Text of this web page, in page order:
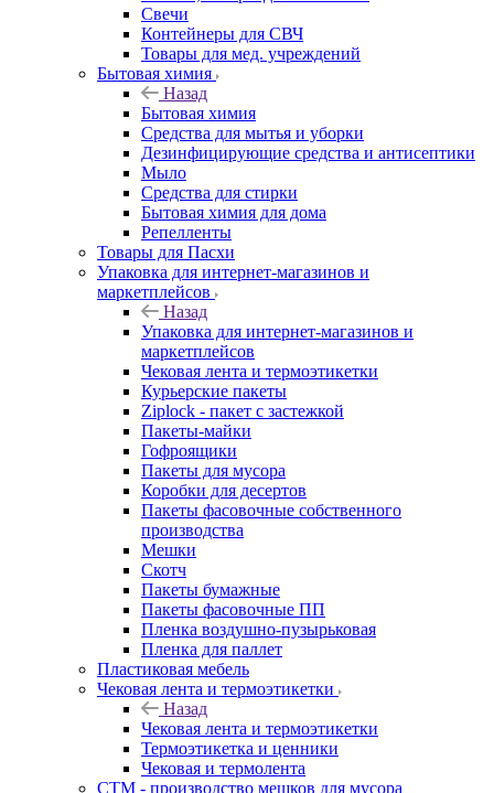
Свечи
Контейнеры для СВЧ
Товары для мед. учреждений
Бытовая химия
Назад
Бытовая химия
Средства для мытья и уборки
Дезинфицирующие средства и антисептики
Мыло
Средства для стирки
Бытовая химия для дома
Репелленты
Товары для Пасхи
Упаковка для интернет-магазинов и
маркетплейсов
Назад
Упаковка для интернет-магазинов и
маркетплейсов
Чековая лента и термоэтикетки
Курьерские пакеты
Ziplock - пакет с застежкой
Пакеты-майки
Гофроящики
Пакеты для мусора
Коробки для десертов
Пакеты фасовочные собственного
производства
Мешки
Скотч
Пакеты бумажные
Пакеты фасовочные ПП
Пленка воздушно-пузырьковая
Пленка для паллет
Пластиковая мебель
Чековая лента и термоэтикетки
Назад
Чековая лента и термоэтикетки
Термоэтикетка и ценники
Чековая и термолента
СТМ - производство мешков для мусора